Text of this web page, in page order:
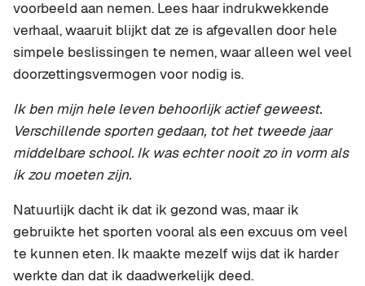
voorbeeld aan nemen. Lees haar indrukwekkende
verhaal, waaruit blijkt dat ze is afgevallen door hele
simpele beslissingen te nemen, waar alleen wel veel
doorzettingsvermogen voor nodig is.
Ik ben mijn hele leven behoorlijk actief geweest.
Verschillende sporten gedaan, tot het tweede jaar
middelbare school. Ik was echter nooit zo in vorm als
ik zou moeten zijn.
Natuurlijk dacht ik dat ik gezond was, maar ik
gebruikte het sporten vooral als een excuus om veel
te kunnen eten. Ik maakte mezelf wijs dat ik harder
werkte dan dat ik daadwerkelijk deed.